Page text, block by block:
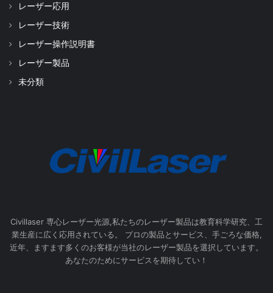
レーザー応用
レーザー技術
レーザー操作説明書
レーザー製品
未分類
Civillaser 専心レーザー光源,私たちのレーザー製品は教育科学研究、工
業生産に広く応用されている。 プロの製品とサービス、手ごろな価格,
近年、ますます多くのお客様が当社のレーザー製品を選択しています。
あなたのためにサービスを期待してい！